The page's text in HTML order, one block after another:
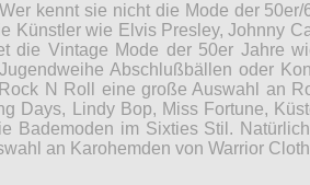
kennt sie nicht die Mode der
Künstler wie Elvis Presley, Johnny
die Vintage Mode der 50er Jahre
Abschlußbällen oder
N Roll eine große Auswahl an
Days, Lindy Bop, Miss Fortune,
Bademoden im Sixties Stil.
an Karohemden von Warrior